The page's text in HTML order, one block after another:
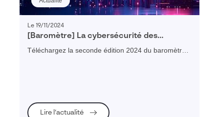
Le 19/11/2024
[Baromètre] La cybersécurité des
entreprises françaises – édition 2024
Téléchargez la seconde édition 2024 du baromètre
Lire l’actualité